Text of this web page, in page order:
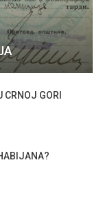
CRNOJ GORI